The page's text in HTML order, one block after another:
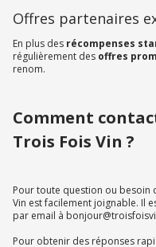
Offres partenaires
En plus des récompenses
régulièrement des offres
renom.
Comment
Trois Fois Vin ?
Pour toute question ou besoin
Vin est facilement joignable. Il
par email à
Pour obtenir des réponses